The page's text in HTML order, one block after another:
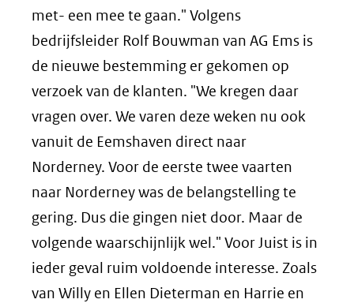
met- een mee te gaan." Volgens
bedrijfsleider Rolf Bouwman van AG Ems is
de nieuwe bestemming er gekomen op
verzoek van de klanten. "We kregen daar
vragen over. We varen deze weken nu ook
vanuit de Eemshaven direct naar
Norderney. Voor de eerste twee vaarten
naar Norderney was de belangstelling te
gering. Dus die gingen niet door. Maar de
volgende waarschijnlijk wel." Voor Juist is in
ieder geval ruim voldoende interesse. Zoals
van Willy en Ellen Dieterman en Harrie en